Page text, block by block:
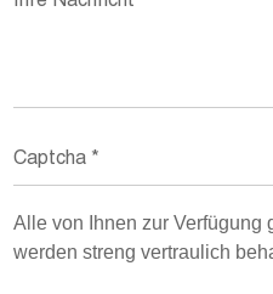
Alle von Ihnen zur Verfügung
werden streng vertraulich